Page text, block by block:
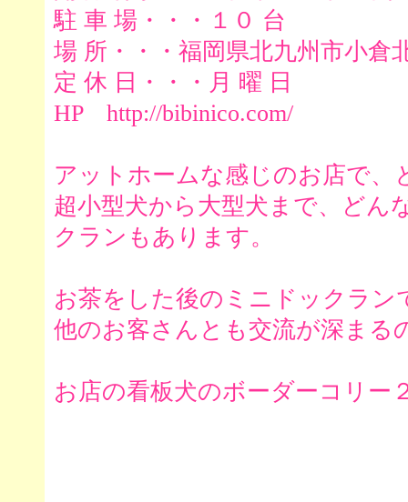
駐 車 場・・・１０ 台
場 所・・・福岡県北九州市小倉
定 休 日・・・月 曜 日
HP http://bibinico.com/
アットホームな感じのお店で、
超小型犬から大型犬まで、どん
クランもあります。
お茶をした後のミニドックラ
他のお客さんとも交流が深まる
お店の看板犬のボーダーコリー